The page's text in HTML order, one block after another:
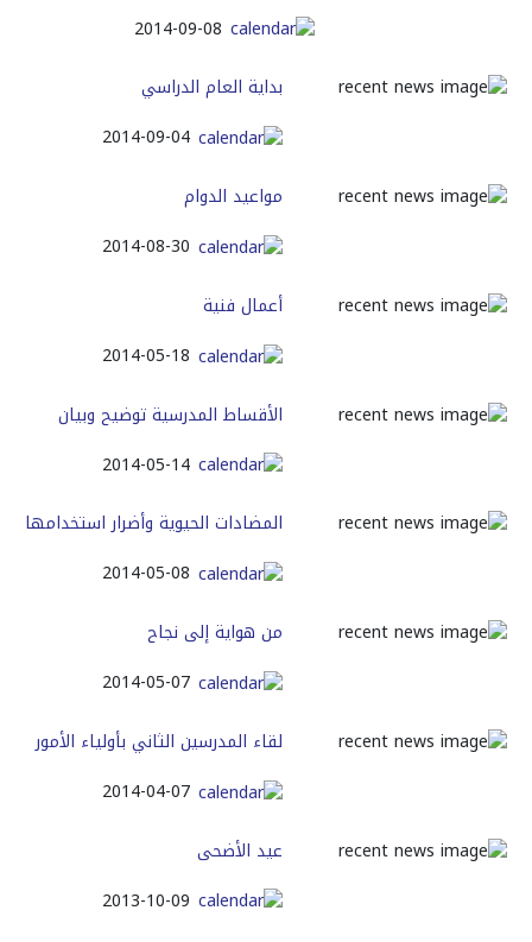
2014-09-08
بداية العام الدراسي
2014-09-04
مواعيد الدوام
2014-08-30
أعمال فنية
2014-05-18
الأقساط المدرسية توضيح وبيان
2014-05-14
المضادات الحيوية وأضرار استخدامها
2014-05-08
من هواية إلى نجاح
2014-05-07
لقاء المدرسين الثاني بأولياء الأمور
2014-04-07
عيد الأضحى
2013-10-09